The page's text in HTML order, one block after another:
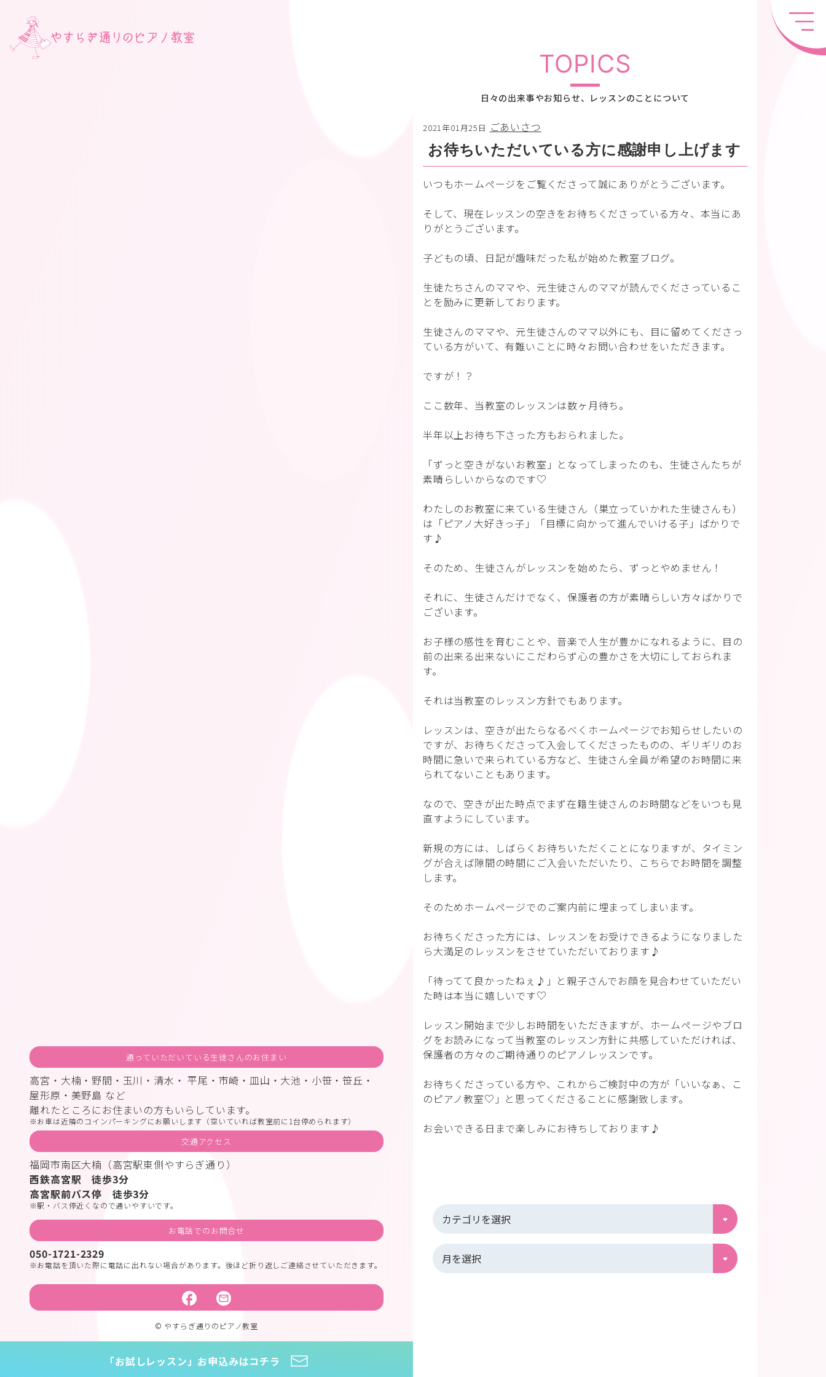
TOPICS
日々の出来事やお知らせ、レッスンのことについて
2021年01月25日 ごあいさつ
お待ちいただいている方に感謝申し上げます
いつもホームページをご覧くださって誠にありがとうございます。
そして、現在レッスンの空きをお待ちくださっている方々、本当にあ
りがとうございます。
子どもの頃、日記が趣味だった私が始めた教室ブログ。
生徒たちさんのママや、元生徒さんのママが読んでくださっているこ
とを励みに更新しております。
生徒さんのママや、元生徒さんのママ以外にも、目に留めてくださっ
ている方がいて、有難いことに時々お問い合わせをいただきます。
ですが！？
ここ数年、当教室のレッスンは数ヶ月待ち。
半年以上お待ち下さった方もおられました。
「ずっと空きがないお教室」となってしまったのも、生徒さんたちが
素晴らしいからなのです♡
わたしのお教室に来ている生徒さん（巣立っていかれた生徒さんも）
は「ピアノ大好きっ子」「目標に向かって進んでいける子」ばかりで
す♪
そのため、生徒さんがレッスンを始めたら、ずっとやめません！
それに、生徒さんだけでなく、保護者の方が素晴らしい方々ばかりで
ございます。
お子様の感性を育むことや、音楽で人生が豊かになれるように、目の
前の出来る出来ないにこだわらず心の豊かさを大切にしておられま
す。
それは当教室のレッスン方針でもあります。
レッスンは、空きが出たらなるべくホームページでお知らせしたいの
ですが、お待ちくださって入会してくださったものの、ギリギリのお
時間に急いで来られている方など、生徒さん全員が希望のお時間に来
られてないこともあります。
なので、空きが出た時点でまず在籍生徒さんのお時間などをいつも見
直すようにしています。
新規の方には、しばらくお待ちいただくことになりますが、タイミン
グが合えば隙間の時間にご入会いただいたり、こちらでお時間を調整
します。
そのためホームページでのご案内前に埋まってしまいます。
お待ちくださった方には、レッスンをお受けできるようになりました
ら大満足のレッスンをさせていただいております♪
「待ってて良かったねぇ♪」と親子さんでお顔を見合わせていただい
た時は本当に嬉しいです♡
レッスン開始まで少しお時間をいただきますが、ホームページやブロ
グをお読みになって当教室のレッスン方針に共感していただければ、
保護者の方々のご期待通りのピアノレッスンです。
お待ちくださっている方や、これからご検討中の方が「いいなぁ、こ
のピアノ教室♡」と思ってくださることに感謝致します。
お会いできる日まで楽しみにお待ちしております♪
通っていただいている生徒さんのお住まい
高宮・大楠・野間・玉川・清水・ 平尾・市崎・皿山・大池・小笹・笹丘・
屋形原・美野島 など
離れたところにお住まいの方もいらしています。
お車は近隣のコインパーキングにお願いします（空いていれば教室前に1台停められます）
交通アクセス
福岡市南区大楠（高宮駅東側やすらぎ通り）
西鉄高宮駅 徒歩3分
高宮駅前バス停 徒歩3分
駅・バス停近くなので通いやすいです。
お電話でのお問合せ
050-1721-2329
お電話を頂いた際に電話に出れない場合があります。後ほど折り返しご連絡させていただきます。
© やすらぎ通りのピアノ教室
「お試しレッスン」お申込みはコチラ